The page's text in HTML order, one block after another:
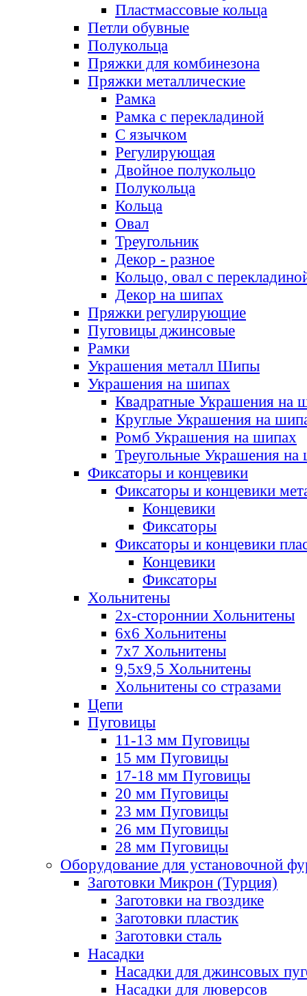
Пластмассовые кольца
Петли обувные
Полукольца
Пряжки для комбинезона
Пряжки металлические
Рамка
Рамка с перекладиной
С язычком
Регулирующая
Двойное полукольцо
Полукольца
Кольца
Овал
Треугольник
Декор - разное
Кольцо, овал с
Декор на шипах
Пряжки регулирующие
Пуговицы джинсовые
Рамки
Украшения металл Шипы
Украшения на шипах
Квадратные Украшения на
Круглые Украшения на
Ромб Украшения на шипах
Треугольные Украшения на
Фиксаторы и концевики
Фиксаторы и концевики
Концевики
Фиксаторы
Фиксаторы и концевики
Концевики
Фиксаторы
Хольнитены
2х-стороннии Хольнитены
6х6 Хольнитены
7х7 Хольнитены
9,5х9,5 Хольнитены
Хольнитены со стразами
Цепи
Пуговицы
11-13 мм Пуговицы
15 мм Пуговицы
17-18 мм Пуговицы
20 мм Пуговицы
23 мм Пуговицы
26 мм Пуговицы
28 мм Пуговицы
Оборудование для установочной
Заготовки Микрон (Турция)
Заготовки на гвоздике
Заготовки пластик
Заготовки сталь
Насадки
Насадки для джинсовых
Насадки для люверсов